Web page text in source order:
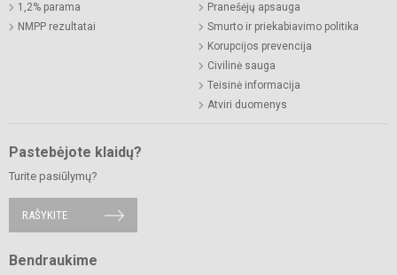
1,2% parama
NMPP rezultatai
Pranešėjų apsauga
Smurto ir priekabiavimo politika
Korupcijos prevencija
Civilinė sauga
Teisinė informacija
Atviri duomenys
Pastebėjote klaidų?
Turite pasiūlymų?
RAŠYKITE
Bendraukime